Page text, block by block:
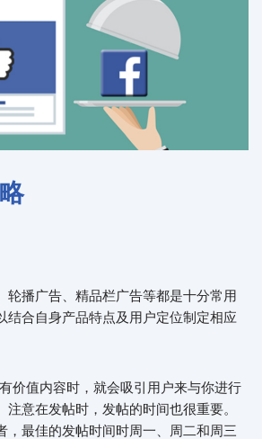
轮播广告、精品栏广告等都是十分常用
结合自身产品特点及用户定位制定相应
价值内容时，就会吸引用户来与你进行
意在发帖时，发帖的时间也很重要。
，最佳的发帖时间时周一、周二和周三